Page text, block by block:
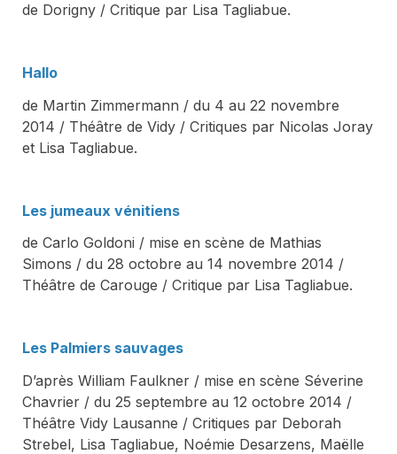
de Dorigny / Critique par Lisa Tagliabue.
Hallo
de Martin Zimmermann / du 4 au 22 novembre
2014 / Théâtre de Vidy / Critiques par Nicolas Joray
et Lisa Tagliabue.
Les jumeaux vénitiens
de Carlo Goldoni / mise en scène de Mathias
Simons / du 28 octobre au 14 novembre 2014 /
Théâtre de Carouge / Critique par Lisa Tagliabue.
Les Palmiers sauvages
D’après William Faulkner / mise en scène Séverine
Chavrier / du 25 septembre au 12 octobre 2014 /
Théâtre Vidy Lausanne / Critiques par Deborah
Strebel, Lisa Tagliabue, Noémie Desarzens, Maëlle